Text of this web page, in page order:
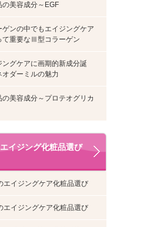
の美容成分～EGF
ゲンの中でもエイジングケア
て重要なⅢ型コラーゲン
ングケアに画期的新成分誕
オダーミルの魅力
の美容成分～プロテオグリカ
イジング化粧品選び
エイジングケア化粧品選び
エイジングケア化粧品選び